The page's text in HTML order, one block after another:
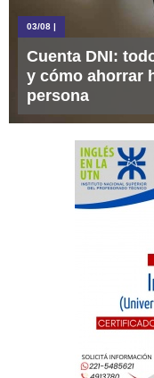
03/08 |
Cuenta DNI:
y cómo ahorrar
persona